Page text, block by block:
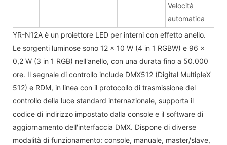
Velocità
automatica
YR-N12A è un proiettore LED per interni con effetto anello.
Le sorgenti luminose sono 12 x 10 W (4 in 1 RGBW) e 96 x
0,2 W (3 in 1 RGB) nell'anello, con una durata fino a 50.000
ore. Il segnale di controllo include DMX512 (Digital MultipleX
512) e RDM, in linea con il protocollo di trasmissione del
controllo della luce standard internazionale, supporta il
codice di indirizzo impostato dalla console e il software di
aggiornamento dell'interfaccia DMX. Dispone di diverse
modalità di funzionamento: console, manuale, master/slave,